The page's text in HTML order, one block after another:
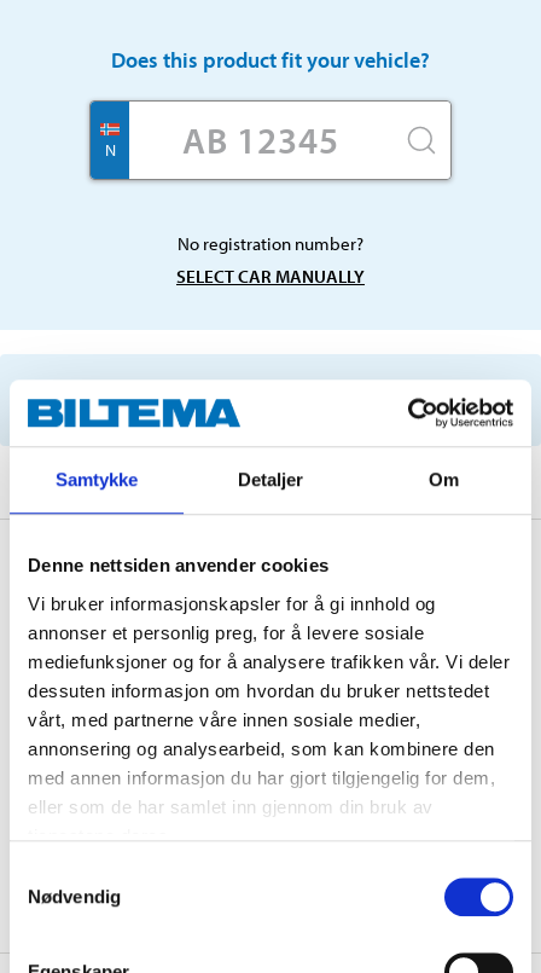
Samtykke Detaljer Om
Denne nettsiden anvender cookies
Vi bruker informasjonskapsler for å gi innhold og
annonser et personlig preg, for å levere sosiale
mediefunksjoner og for å analysere trafikken vår. Vi deler
dessuten informasjon om hvordan du bruker nettstedet
vårt, med partnerne våre innen sosiale medier,
annonsering og analysearbeid, som kan kombinere den
med annen informasjon du har gjort tilgjengelig for dem,
eller som de har samlet inn gjennom din bruk av
Nødvendig
Does this product fit your vehicle?
N
No registration number?
SELECT CAR MANUALLY
Important information when searching for spare
parts by reg. number and service recommendations.
Description
Technical specifications
222,5 mm
Width
196 mm